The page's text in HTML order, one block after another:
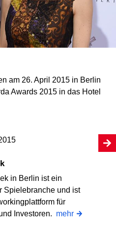
am 26. April 2015 in Berlin
Awards 2015 in das Hotel
in Berlin ist ein
Spielebranche und ist
für
Investoren. mehr